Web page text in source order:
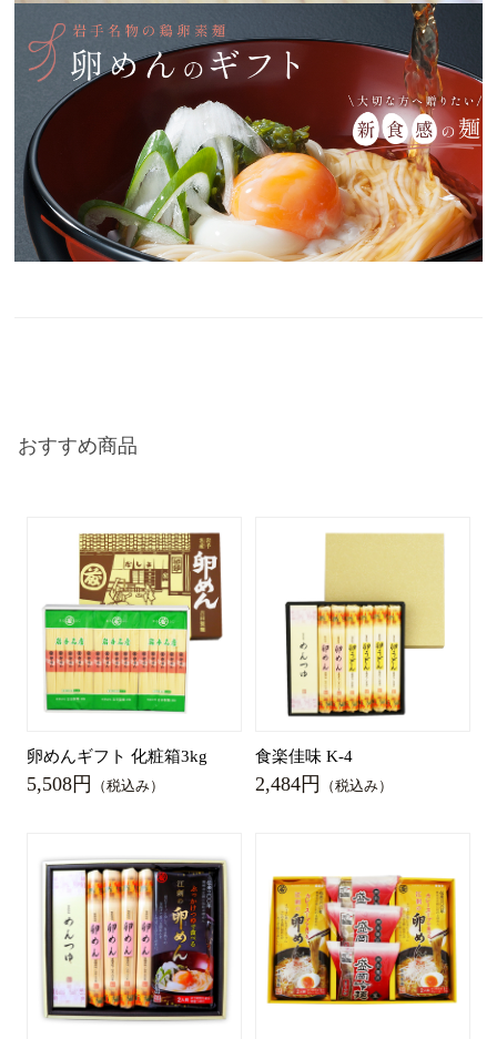
おすすめ商品
卵めんギフト 化粧箱3kg
5,508円 （税込み）
食楽佳味 K-4
2,484円 （税込み）